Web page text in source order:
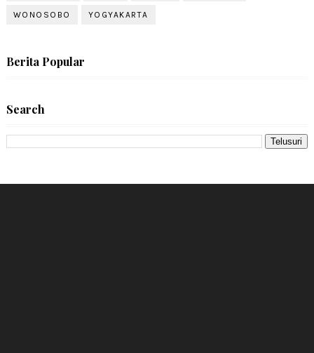
WONOSOBO YOGYAKARTA
Berita Popular
Search